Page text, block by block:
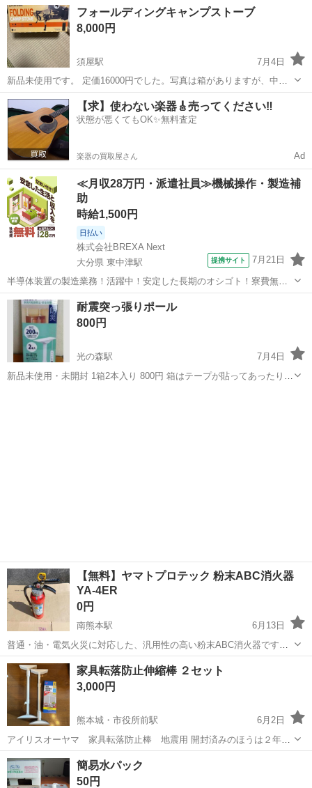
熊本 熊本市 防災、セキュリティ 南京錠
フォールディングキャンプストーブ
8,000円
須屋駅
7月4日
新品未使用です。 定価16000円でした。写真は箱がありますが、中身
しかありません。 引き取りに来て頂ける方でお願いします。
熊本 熊本市 須屋駅 防災、セキュリティ
【求】使わない楽器🎸売ってください‼️
状態が悪くてもOK✨無料査定
楽器の買取屋さん Ad
≪月収28万円・派遣社員≫機械操作・製造補
助
時給1,500円
日払い
株式会社BREXA Next
大分県 東中津駅
提携サイト 7月21日
半導体装置の製造業務！活躍中！安定した長期のオシゴト！寮費無料
★赴任旅費会社負担◎20代～40代の男性活躍中★未経験活躍中！高時
給1,500円！《大分県中津市》 人気の工場のお仕事 ◇半導体装置内部
のシート製造◇ ＊クリー...
大分 中津市 東中津駅 その他
耐震突っ張りポール
800円
光の森駅
7月4日
新品未使用・未開封 1箱2本入り 800円 箱はテープが貼ってあったりと
【無料】ヤマトプロテック 粉末ABC消火器
YA-4ER
0円
南熊本駅
6月13日
普通・油・電気火災に対応した、汎用性の高い粉末ABC消火器です。 -
メーカー: ヤマトプロテック - 型式: YA-4ER - 消火薬剤タイプ: 粉末
(ABC) - 対応火災: 普通火災、油火災、電気火災 - 製造年1...
熊本 熊本市 南熊本駅 防災、セキュリティ
家具転落防止伸縮棒 ２セット
3,000円
熊本城・市役所前駅
6月2日
アイリスオーヤマ 家具転落防止棒 地震用 開封済みのほうは２年ほ
ど使用していました。 １セット2000円くらいで購入したと思います。
引っ越しに伴い、使える高さの家具がなくなったのでお譲りします。
日時を要相談で手渡...
熊本 熊本市 熊本城・市役所前駅
アイリスオーヤマ
簡易水パック
50円